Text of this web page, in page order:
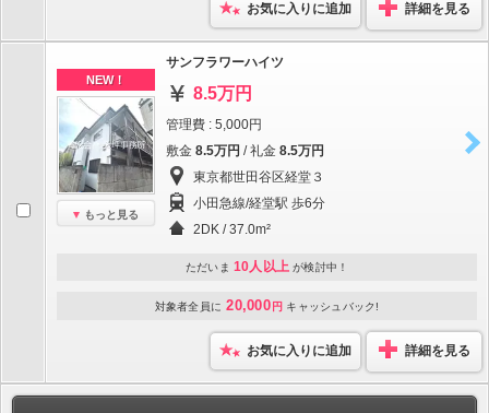
お気に入りに追加 詳細を見る
NEW！
もっと見る
サンフラワーハイツ
8.5万円
管理費 : 5,000円
敷金 8.5万円 / 礼金 8.5万円
東京都世田谷区経堂３
小田急線/経堂駅 歩6分
2DK / 37.0m²
ただいま 10人以上 が検討中！
対象者全員に 20,000 円 キャッシュバック!
お気に入りに追加 詳細を見る